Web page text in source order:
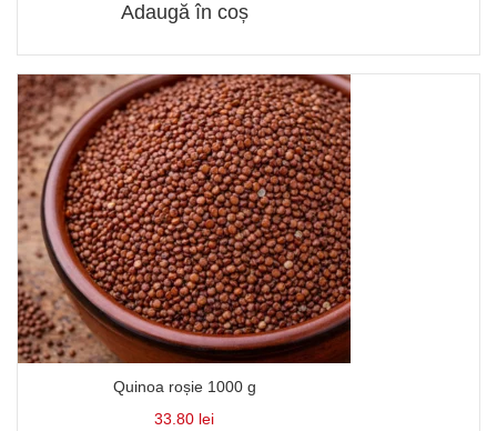
Adaugă în coș
Quinoa roșie 1000 g
33.80 lei